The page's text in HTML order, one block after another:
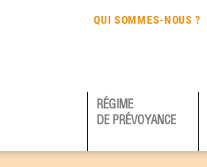
QUI SOMMES-NOUS ?
RÉGIME
DE PRÉVOYANCE